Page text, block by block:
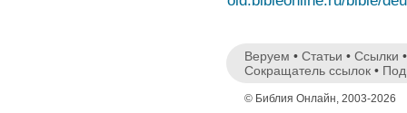
Веруем • Статьи • Ссылки
Сокращатель ссылок •
© Библия Онлайн, 2003-2026